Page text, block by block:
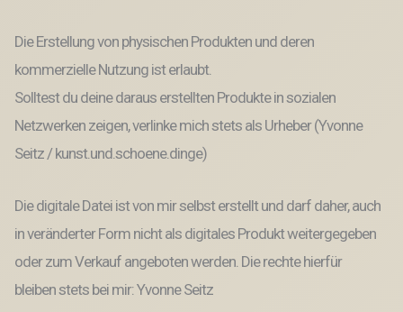
Die Erstellung von physischen Produkten und deren
kommerzielle Nutzung ist erlaubt.
Solltest du deine daraus erstellten Produkte in sozialen
Netzwerken zeigen, verlinke mich stets als Urheber (Yvonne
Seitz / kunst.und.schoene.dinge)
Die digitale Datei ist von mir selbst erstellt und darf daher, auch
in veränderter Form nicht als digitales Produkt weitergegeben
oder zum Verkauf angeboten werden. Die rechte hierfür
bleiben stets bei mir: Yvonne Seitz